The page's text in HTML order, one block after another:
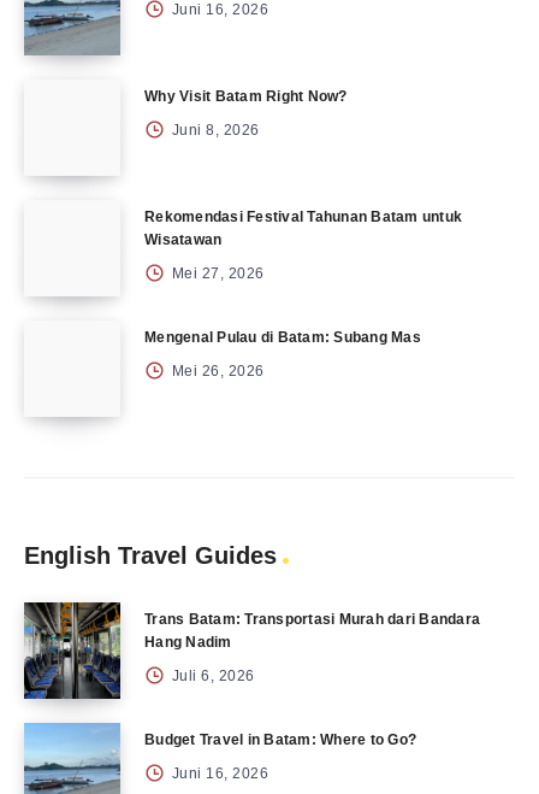
Juni 16, 2026
Why Visit Batam Right Now?
Juni 8, 2026
Rekomendasi Festival Tahunan Batam untuk
Wisatawan
Mei 27, 2026
Mengenal Pulau di Batam: Subang Mas
Mei 26, 2026
English Travel Guides
Trans Batam: Transportasi Murah dari Bandara
Hang Nadim
Juli 6, 2026
Budget Travel in Batam: Where to Go?
Juni 16, 2026